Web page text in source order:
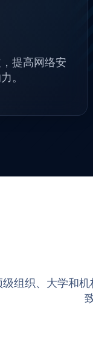
提高网络安
。
级组织、大学和